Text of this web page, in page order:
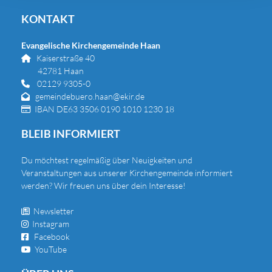
KONTAKT
Evangelische Kirchengemeinde Haan

Kaiserstraße 40
42781 Haan
 02129 9305-0
 gemeindebuero.haan@ekir.de
 IBAN DE63 3506 0190 1010 1230 18
BLEIB INFORMIERT
Du möchtest regelmäßig über Neuigkeiten und
Veranstaltungen aus unserer Kirchengemeinde informiert
werden? Wir freuen uns über dein Interesse!
 Newsletter
 Instagram
 Facebook
 YouTube